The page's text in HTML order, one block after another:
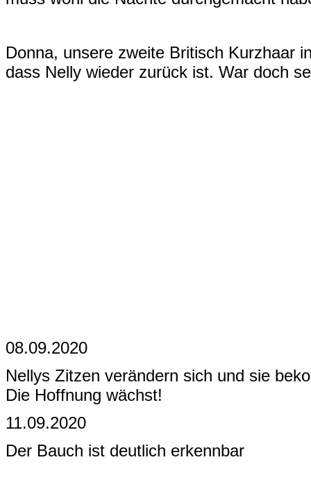
Donna, unsere zweite Britisch Kurzhaar
dass Nelly wieder zurück ist. War doch
08.09.2020
Nellys Zitzen verändern sich und sie
Die Hoffnung wächst!
11.09.2020
Der Bauch ist deutlich erkennbar